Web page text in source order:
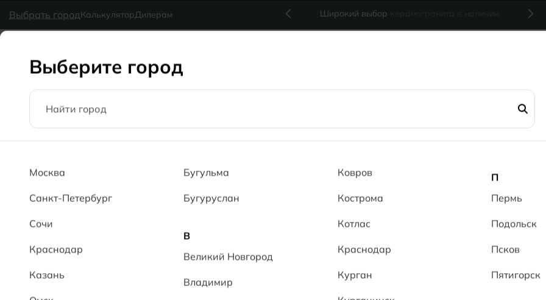
Выбрать городКалькуляторДилерам
наличии MG Ceramic- делаем красиво надолго Широкий выбор
Каталог
Главная Коллекции
Серия
Wood
от 1 360 RUB
Светло-бежевый
Выберите город
Москва
Санкт-Петербург
Сочи
Краснодар
Казань
Бугульма
Бугуруслан
В
Великий Новгород
Владимир
Ковров
Кострома
Котлас
Краснодар
Курган
П
Пермь
Подольск
Псков
Пятигорск